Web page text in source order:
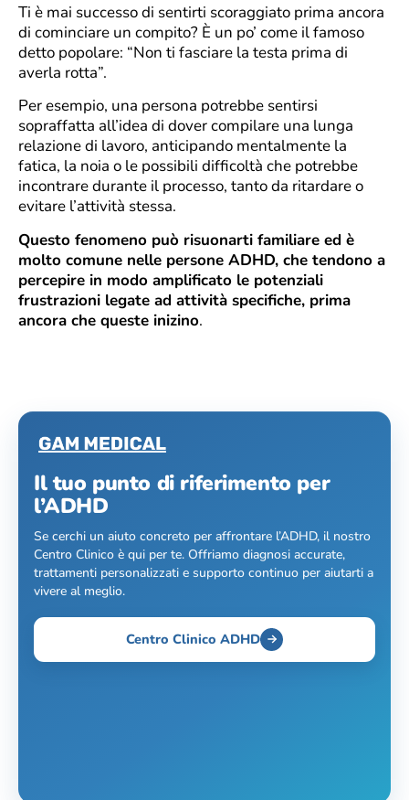
Ti è mai successo di sentirti scoraggiato prima ancora
di cominciare un compito? È un po’ come il famoso
detto popolare: “Non ti fasciare la testa prima di
averla rotta”.
Per esempio, una persona potrebbe sentirsi
sopraffatta all’idea di dover compilare una lunga
relazione di lavoro, anticipando mentalmente la
fatica, la noia o le possibili difficoltà che potrebbe
incontrare durante il processo, tanto da ritardare o
evitare l’attività stessa.
Questo fenomeno può risuonarti familiare ed è
molto comune nelle persone ADHD, che tendono a
percepire in modo amplificato le potenziali
frustrazioni legate ad attività specifiche, prima
ancora che queste inizino.
Il tuo punto di riferimento per
l’ADHD
Se cerchi un aiuto concreto per affrontare l’ADHD, il nostro
Centro Clinico è qui per te. Offriamo diagnosi accurate,
trattamenti personalizzati e supporto continuo per aiutarti a
vivere al meglio.
Centro Clinico ADHD